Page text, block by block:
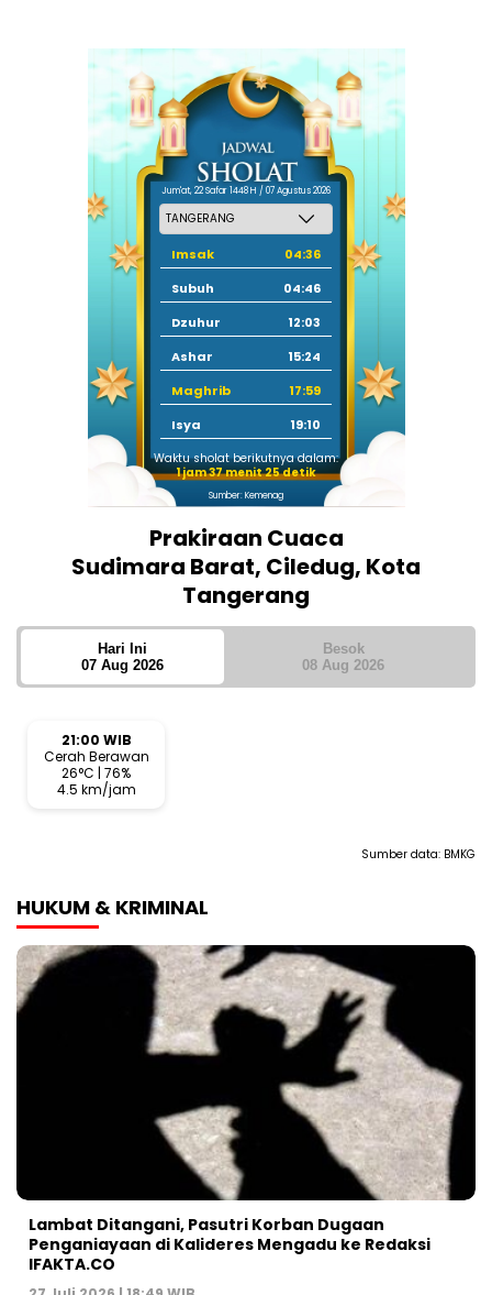
Jum'at, 22 Safar 1448 H / 07 Agustus 2026
Imsak
04:36
Subuh
04:46
Dzuhur
12:03
Ashar
15:24
Maghrib
17:59
Isya
19:10
Waktu sholat berikutnya dalam:
1 jam 37 menit 24 detik
Sumber: Kemenag
Prakiraan Cuaca
Sudimara Barat, Ciledug, Kota
Tangerang
Hari Ini
07 Aug 2026
Besok
08 Aug 2026
21:00 WIB
Cerah Berawan
26°C | 76%
4.5 km/jam
Sumber data: BMKG
HUKUM & KRIMINAL
Lambat Ditangani, Pasutri Korban Dugaan
Penganiayaan di Kalideres Mengadu ke Redaksi
IFAKTA.CO